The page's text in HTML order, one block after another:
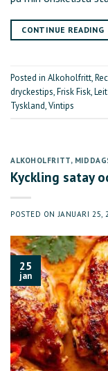
CONTINUE READING
Posted in Alkoholfritt,
dryckestips,Frisk Fisk,
Tyskland,Vintips
ALKOHOLFRITT,
Kyckling satay
POSTED ONJANUARI 25,
25
jan